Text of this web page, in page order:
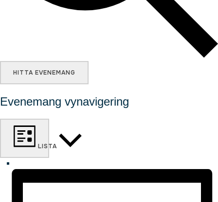
HITTA EVENEMANG
Evenemang vynavigering
LISTA